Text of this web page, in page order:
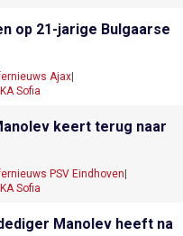
op 21-jarige Bulgaarse
Ajax
Sofia
keert terug naar
PSV Eindhoven
Sofia
Manolev heeft na